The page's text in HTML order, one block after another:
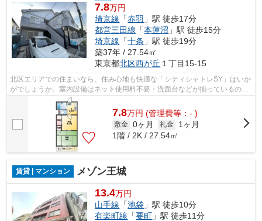
7.8万円
埼京線 「赤羽 」駅 徒歩17分
都営三田線 「本蓮沼 」駅 徒歩15分
埼京線 「十条 」駅 徒歩19分
築37年 / 27.54㎡
東京都北区西が丘 １丁目15-15
北区エリアでの住まいなら、住み心地も快適な「シティシャトレSY」はいか
がでしょうか。室内設備はネット使用料不要・洗面台などが揃っているの
で、快適に過ごしやすいお部屋になりま...
7.8万円 (管理費等：- )
敷金 0ヶ月 礼金
1ヶ月
1階 / 2K / 27.54㎡
賃貸 | マンション メゾン王城
13.4万円
山手線 「池袋 」駅 徒歩10分
有楽町線 「要町 」駅 徒歩11分